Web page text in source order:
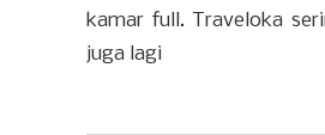
kamar full. Traveloka
juga lagi